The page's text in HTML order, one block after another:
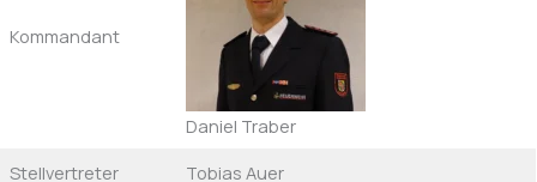
Kommandant
Daniel Traber
Stellvertreter
Tobias Auer